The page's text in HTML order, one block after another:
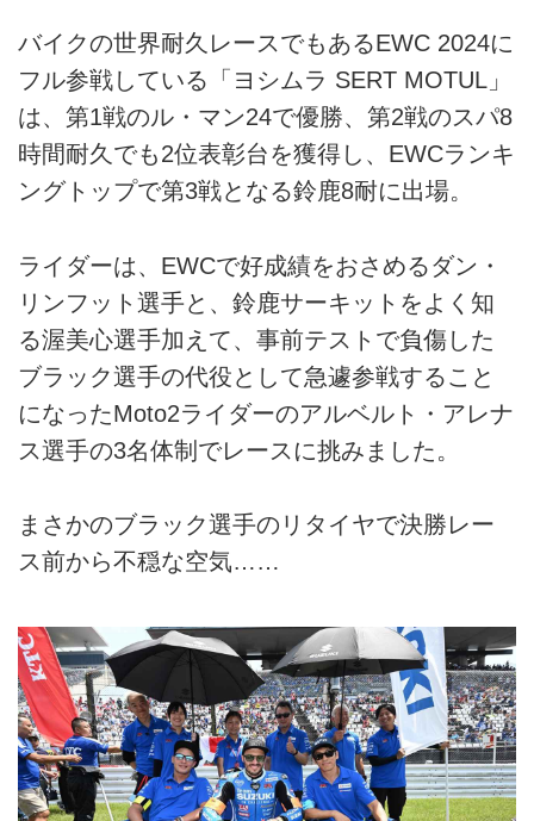
バイクの世界耐久レースでもあるEWC 2024に
フル参戦している「ヨシムラ SERT MOTUL」
は、第1戦のル・マン24で優勝、第2戦のスパ8
時間耐久でも2位表彰台を獲得し、EWCランキ
ングトップで第3戦となる鈴鹿8耐に出場。
ライダーは、EWCで好成績をおさめるダン・
リンフット選手と、鈴鹿サーキットをよく知
る渥美心選手加えて、事前テストで負傷した
ブラック選手の代役として急遽参戦すること
になったMoto2ライダーのアルベルト・アレナ
ス選手の3名体制でレースに挑みました。
まさかのブラック選手のリタイヤで決勝レー
ス前から不穏な空気……